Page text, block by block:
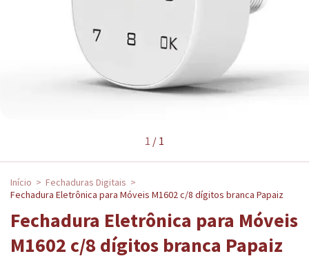
1 / 1
Início > Fechaduras Digitais >
Fechadura Eletrônica para Móveis M1602 c/8 dígitos branca Papaiz
Fechadura Eletrônica para Móveis
M1602 c/8 dígitos branca Papaiz